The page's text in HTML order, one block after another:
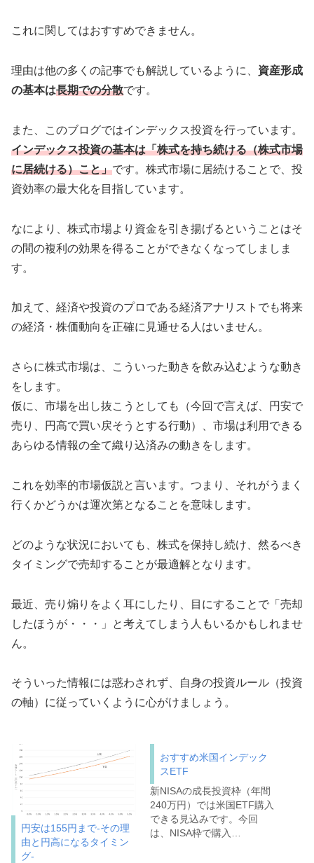
これに関してはおすすめできません。
理由は他の多くの記事でも解説しているように、 資産形成
の基本は長期での分散です。
また、このブログではインデックス投資を行っています。
インデックス投資の基本は「株式を持ち続ける（株式市場
に居続ける）こと」です。株式市場に居続けることで、投
資効率の最大化を目指しています。
なにより、株式市場より資金を引き揚げるということはそ
の間の複利の効果を得ることができなくなってしましま
す。
加えて、経済や投資のプロである経済アナリストでも将来
の経済・株価動向を正確に見通せる人はいません。
さらに株式市場は、こういった動きを飲み込むような動き
をします。
仮に、市場を出し抜こうとしても（今回で言えば、円安で
売り、円高で買い戻そうとする行動）、市場は利用できる
あらゆる情報の全て織り込済みの動きをします。
これを効率的市場仮説と言います。つまり、それがうまく
行くかどうかは運次第となることを意味します。
どのような状況においても、株式を保持し続け、然るべき
タイミングで売却することが最適解となります。
最近、売り煽りをよく耳にしたり、目にすることで「売却
したほうが・・・」と考えてしまう人もいるかもしれませ
ん。
そういった情報には惑わされず、自身の投資ルール（投資
の軸）に従っていくように心がけましょう。
円安は155円まで-その理
由と円高になるタイミン
グ-
おすすめ米国インデック
スETF
新NISAの成長投資枠（年間
240万円）では米国ETF購入
できる見込みです。今回
は、NISA枠で購入…